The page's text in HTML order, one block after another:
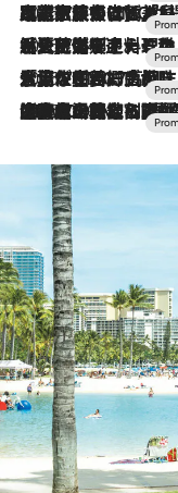
2026.7.31
【ホテル帰省】という選択肢をOMOが提案。家族とほどよい距離を保つには「昼は実家、夜は気兼ねなくホテルで！」
2026.7.24
【夏限定ディナーコース】旬を迎える稚鮎や花ズッキーニなどをイタリア・トスカーナの郷土料理の手法で満喫！
2026.7.17
「土佐和ハーブかき氷」がOMO7高知に登場！生姜、山椒、大葉など目にも舌にも涼を呼ぶ郷土の味
2026.7.10
NEW OPEN！【界 草津】名湯の地に誕生。趣の異なる2種の温泉と上州ならではの会席・蕎麦割烹など美食を味わう究極の癒やし旅